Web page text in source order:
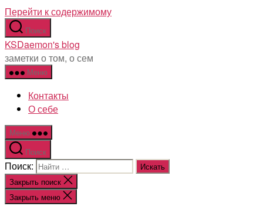
Перейти к содержимому
Поиск
KSDaemon's blog
заметки о том, о сем
Меню
Контакты
О себе
Меню
Поиск
Поиск:
Закрыть поиск
Закрыть меню